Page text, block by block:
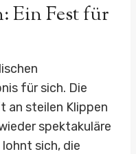
Ein Fest für
für sich. Die
an steilen Klippen
spektakuläre
sich, die